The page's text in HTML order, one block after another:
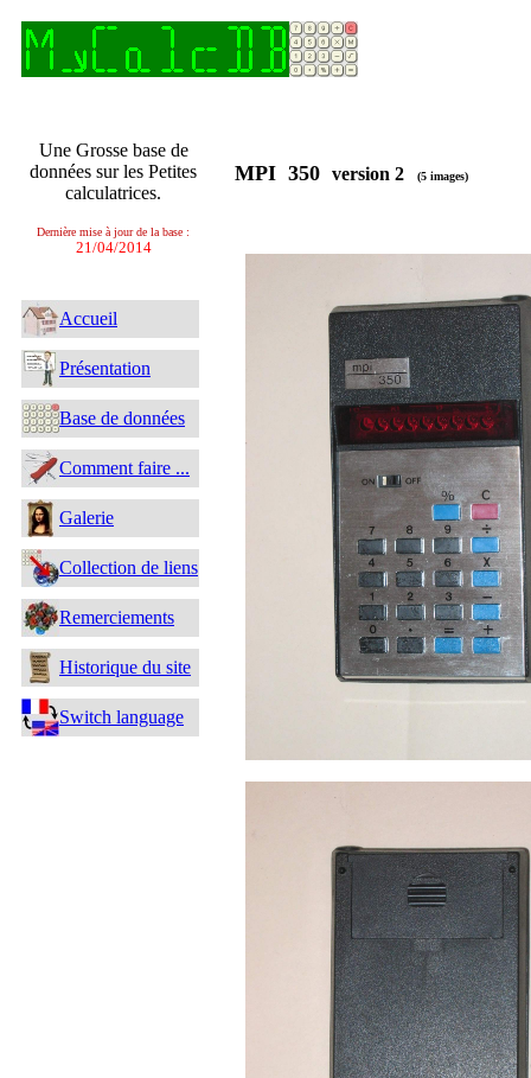
Une Grosse base de
données sur les Petites
calculatrices.
Dernière mise à jour de la base :
21/04/2014
Accueil
Présentation
Base de données
Comment faire ...
Galerie
Collection de liens
Remerciements
Historique du site
Switch language
MPI 350 version 2 (5 images)